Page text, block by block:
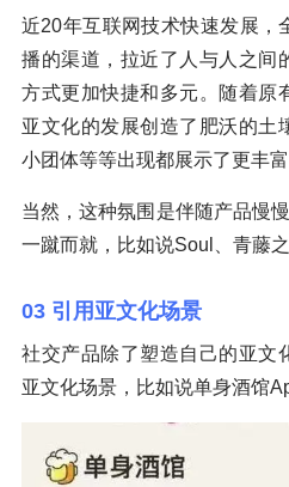
近20年互联网技术快速发展，
播的渠道，拉近了人与人之间
方式更加快捷和多元。随着原
亚文化的发展创造了肥沃的土
小团体等等出现都展示了更丰富
当然，这种氛围是伴随产品慢
一蹴而就，比如说Soul、青藤之
03 引用亚文化场景
社交产品除了塑造自己的亚文
亚文化场景，比如说单身酒馆